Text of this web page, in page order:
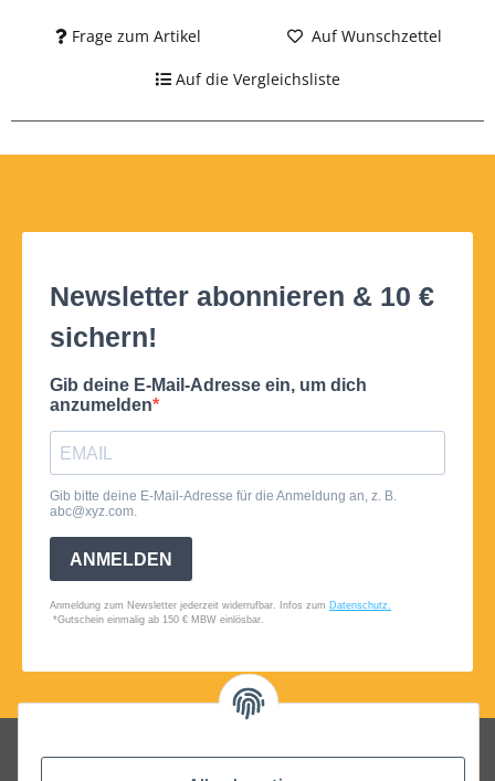
Frage zum Artikel Auf Wunschzettel
Auf die Vergleichsliste
Folgt uns auf Social Media